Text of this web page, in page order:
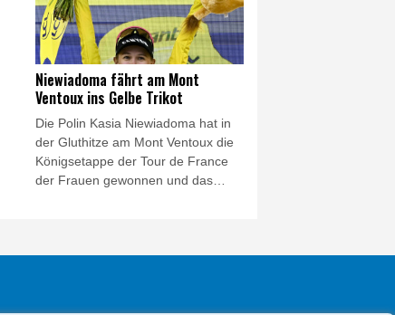
Niewiadoma fährt am Mont
Ventoux ins Gelbe Trikot
Die Polin Kasia Niewiadoma hat in
der Gluthitze am Mont Ventoux die
Königsetappe der Tour de France
der Frauen gewonnen und das
Provence klar vor ihren Rivalinnen